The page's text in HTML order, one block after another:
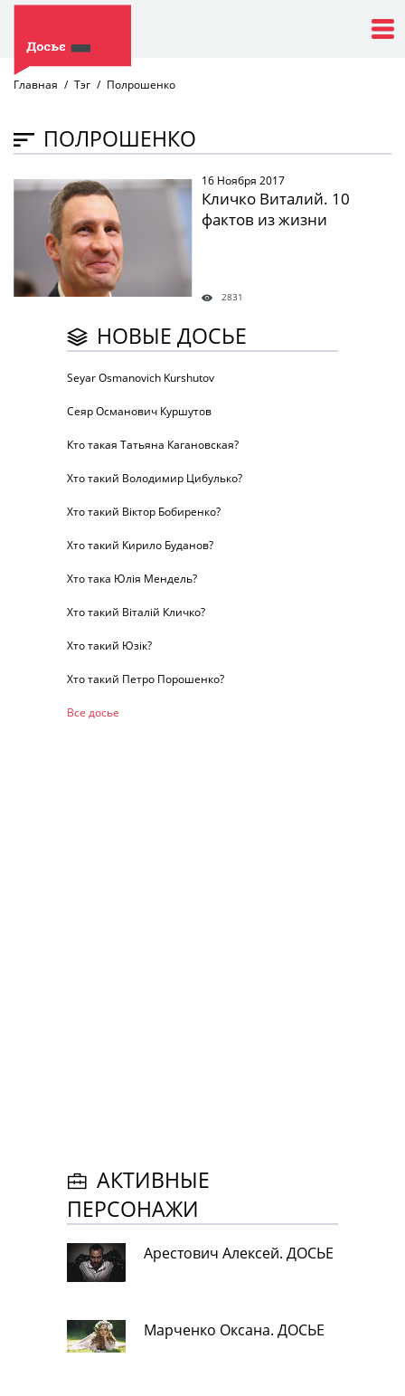
Главная Тэг Полрошенко
ПОЛРОШЕНКО
" /> 16 Ноября 2017
Кличко Виталий. 10
фактов из жизни
2831
НОВЫЕ ДОСЬЕ
Seyar Osmanovich Kurshutov
Сеяр Османович Куршутов
Кто такая Татьяна Кагановская?
Хто такий Володимир Цибулько?
Хто такий Віктор Бобиренко?
Хто такий Кирило Буданов?
Хто така Юлія Мендель?
Хто такий Віталій Кличко?
Хто такий Юзік?
Хто такий Петро Порошенко?
Все досье
АКТИВНЫЕ
ПЕРСОНАЖИ
Арестович Алексей. ДОСЬЕ
Марченко Оксана. ДОСЬЕ